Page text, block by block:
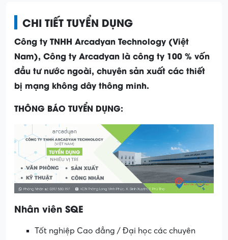
CHI TIẾT TUYỂN DỤNG
Công ty TNHH Arcadyan Technology (Việt
Nam), Công ty Arcadyan là công ty 100 % vốn
đầu tư nước ngoài, chuyên sản xuất các thiết
bị mạng không dây thông minh.
THÔNG BÁO TUYỂN DỤNG:
Nhân viên SQE
Tốt nghiệp Cao đẳng / Đại học các chuyên